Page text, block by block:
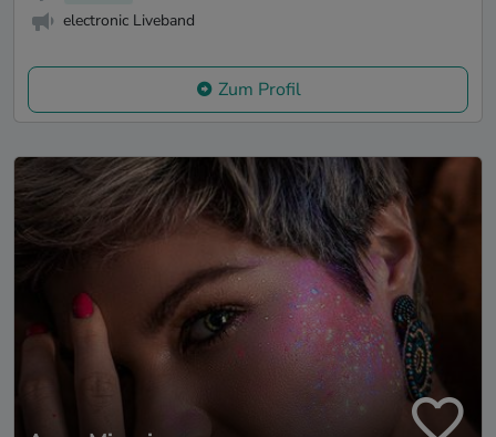
electronic Liveband
Zum Profil